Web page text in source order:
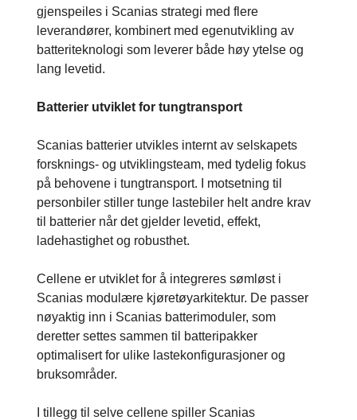
gjenspeiles i Scanias strategi med flere
leverandører, kombinert med egenutvikling av
batteriteknologi som leverer både høy ytelse og
lang levetid.
Batterier utviklet for tungtransport
Scanias batterier utvikles internt av selskapets
forsknings- og utviklingsteam, med tydelig fokus
på behovene i tungtransport. I motsetning til
personbiler stiller tunge lastebiler helt andre krav
til batterier når det gjelder levetid, effekt,
ladehastighet og robusthet.
Cellene er utviklet for å integreres sømløst i
Scanias modulære kjøretøyarkitektur. De passer
nøyaktig inn i Scanias batterimoduler, som
deretter settes sammen til batteripakker
optimalisert for ulike lastekonfigurasjoner og
bruksområder.
I tillegg til selve cellene spiller Scanias